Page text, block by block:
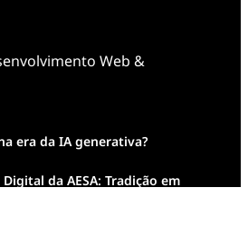
Web &
era da IA generativa?
da AESA: Tradição em